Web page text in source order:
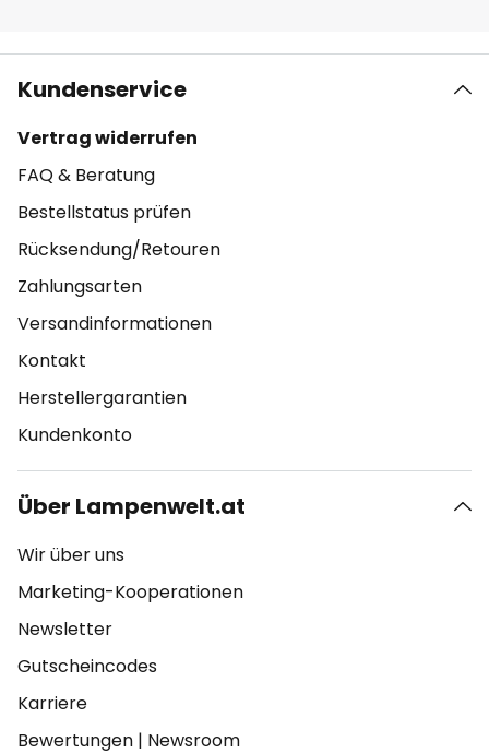
Kundenservice
Vertrag widerrufen
FAQ & Beratung
Bestellstatus prüfen
Rücksendung/Retouren
Zahlungsarten
Versandinformationen
Kontakt
Herstellergarantien
Kundenkonto
Über Lampenwelt.at
Wir über uns
Marketing-Kooperationen
Newsletter
Gutscheincodes
Karriere
Bewertungen | Newsroom